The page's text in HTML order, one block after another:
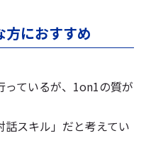
方におすすめ
ているが、1on1の質が
スキル」だと考えてい